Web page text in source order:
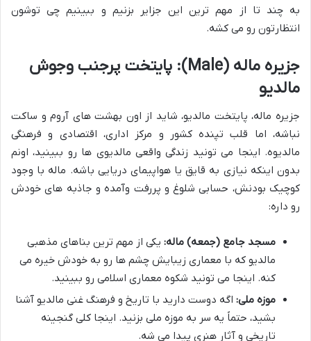
به چند تا از مهم ترین این جزایر بزنیم و ببینیم چی توشون
انتظارتون رو می کشه.
جزیره ماله (Male): پایتخت پرجنب وجوش
مالدیو
جزیره ماله، پایتخت مالدیو، شاید از اون بهشت های آروم و ساکت
نباشه، اما قلب تپنده کشور و مرکز اداری، اقتصادی و فرهنگی
مالدیوه. اینجا می تونید زندگی واقعی مالدیوی ها رو ببینید، اونم
بدون اینکه نیازی به قایق یا هواپیمای دریایی باشه. ماله با وجود
کوچیک بودنش، حسابی شلوغ و پررفت وآمده و جاذبه های خودش
رو داره:
مسجد جامع (جمعه) ماله: یکی از مهم ترین بناهای مذهبی
مالدیو که با معماری زیبایش چشم ها رو به خودش خیره می
کنه. اینجا می تونید شکوه معماری اسلامی رو ببینید.
موزه ملی: اگه دوست دارید با تاریخ و فرهنگ غنی مالدیو آشنا
بشید، حتماً یه سر به موزه ملی بزنید. اینجا کلی گنجینه
تاریخی و آثار هنری پیدا می شه.